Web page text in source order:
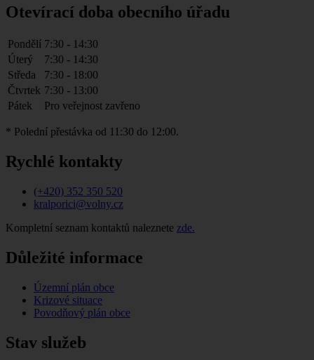
Otevírací doba obecního úřadu
Pondělí 7:30 - 14:30
Úterý
7:30 - 14:30
Středa
7:30 - 18:00
Čtvrtek 7:30 - 13:00
Pátek
Pro veřejnost zavřeno
* Polední přestávka od 11:30 do 12:00.
Rychlé kontakty
(+420) 352 350 520
kralporici@volny.cz
Kompletní seznam kontaktů naleznete zde.
Důležité informace
Územní plán obce
Krizové situace
Povodňový plán obce
Stav služeb